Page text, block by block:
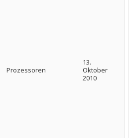
Prozessoren
13.
Oktober
2010